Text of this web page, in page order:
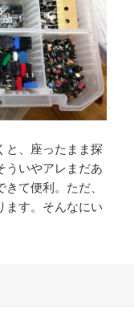
と、座ったまま探
ういやアレまだあ
て便利。ただ、
ます。そんなにい